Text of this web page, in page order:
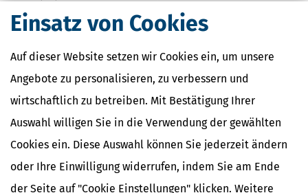
Einsatz von Cookies
Auf dieser Website setzen wir Cookies ein, um unsere
Angebote zu personalisieren, zu verbessern und
wirtschaftlich zu betreiben. Mit Bestätigung Ihrer
Auswahl willigen Sie in die Verwendung der gewählten
Cookies ein. Diese Auswahl können Sie jederzeit ändern
oder Ihre Einwilligung widerrufen, indem Sie am Ende
der Seite auf "Cookie Einstellungen" klicken. Weitere
Stückzahl erteilen.
Ratgeber zum Thema
Aktien und ETFs verstehenDas
Aktienbuch für den Einstieg
Geldanlage für EinsteigerinnenEin
Finanzratgeber von Frauen für Frauen